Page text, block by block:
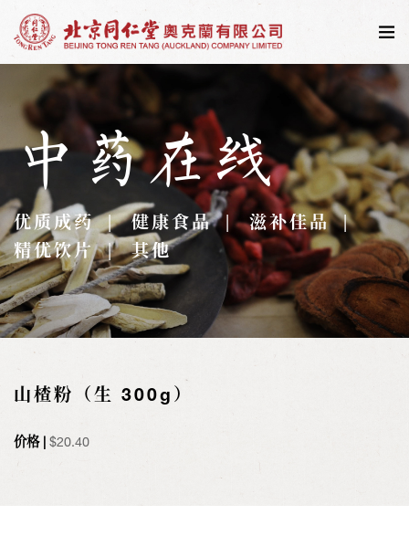
中药在线
优质成药 健康食品
滋补佳品
精优饮片
其他
山楂粉（生 300g）
价格 | $20.40